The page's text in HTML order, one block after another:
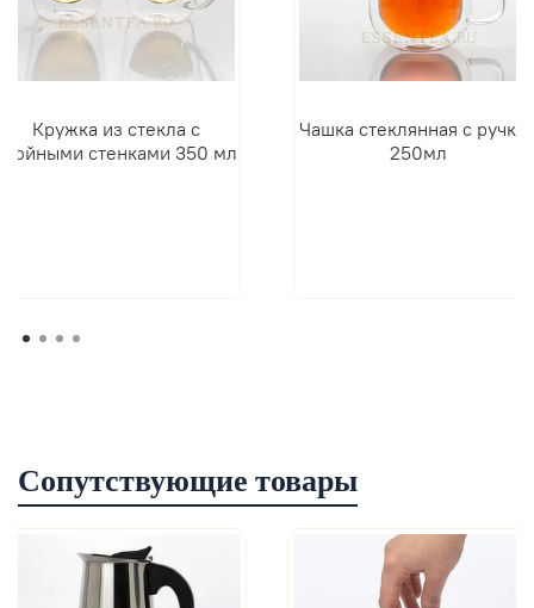
Кружка из стекла с
стенками 350 мл
Чашка стеклянная с
250мл
Сопутствующие товары